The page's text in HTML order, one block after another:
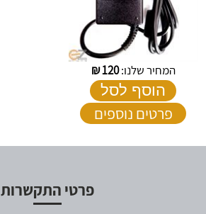
המחיר שלנו:120
₪
הוסף לסל
פרטים נוספים
פרטי התקשרות